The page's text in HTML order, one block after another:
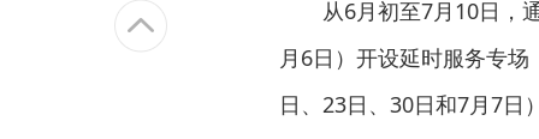
从6月初至7月10日，
月6日）开设延时服务专
日、23日、30日和7月7日